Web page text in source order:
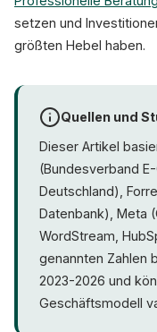
setzen und
größten Hebel haben.
Quellen und
Dieser Artikel
(Bundesverband
Deutschland),
Datenbank), Meta
WordStream,
genannten Zahlen
2023-2026 und
Geschäftsmodell